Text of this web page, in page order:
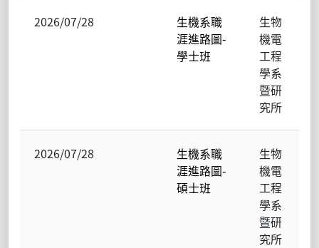
2026/07/28
生機系職
涯進路圖-
學士班
生物
機電
工程
學系
暨研
究所
2026/07/28
生機系職
涯進路圖-
碩士班
生物
機電
工程
學系
暨研
究所